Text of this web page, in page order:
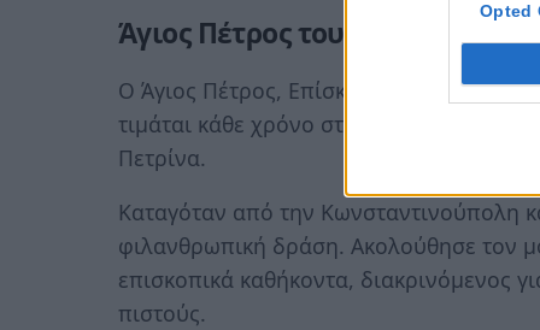
Opted
Άγιος Πέτρος του Άργους:
Ο Άγιος Πέτρος, Επίσκοπος Άργους,
τιμάται κάθε χρόνο στις 3 Μαΐου, ημέρα
Πετρίνα.
Καταγόταν από την Κωνσταντινούπολη
φιλανθρωπική δράση. Ακολούθησε τον
επισκοπικά καθήκοντα, διακρινόμενος
πιστούς.